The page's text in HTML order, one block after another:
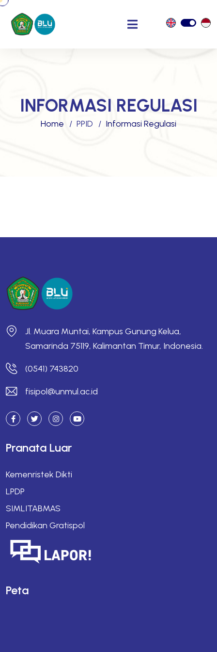
INFORMASI REGULASI
Home PPID Informasi Regulasi
Jl. Muara Muntai, Kampus Gunung Kelua,
Samarinda 75119, Kalimantan Timur, Indonesia.
(0541) 743820
fisipol@unmul.ac.id
Pranata Luar
Kemenristek Dikti
LPDP
SIMLITABMAS
Pendidikan Gratispol
Peta